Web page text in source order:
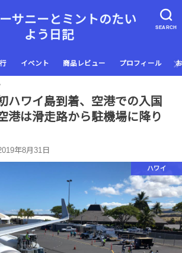
SEARCH
ーサニーとミントのたい
よう日記
イベント 商品レビュー プロフィール
ハワイ島到着、空港での入国
港は滑走路から駐機場に降り
年8月31日
ハワイ